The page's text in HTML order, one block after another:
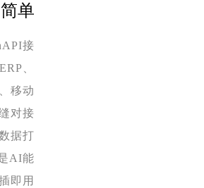
单
接
、
移动
对接
据打
AI能
即用